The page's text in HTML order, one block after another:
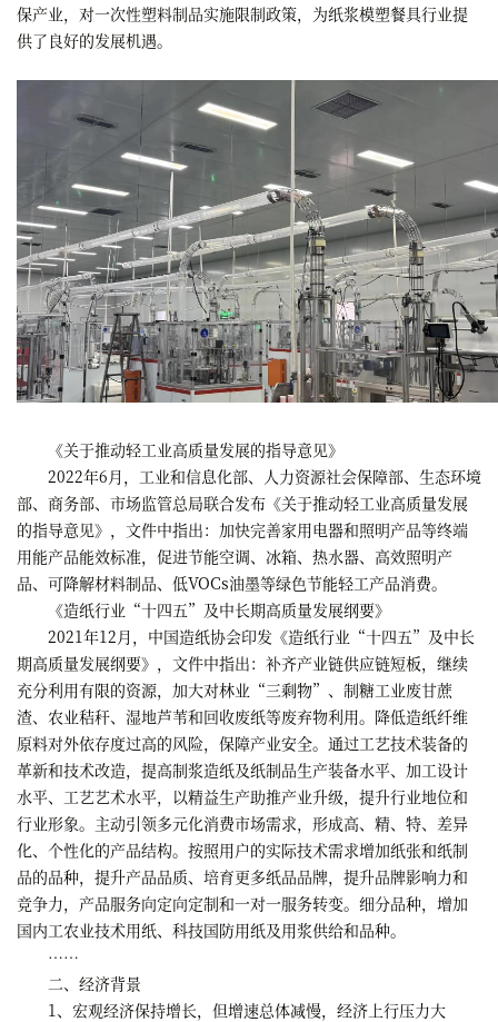
保产业，对一次性塑料制品实施限制政策，为纸浆模塑餐具行业提
供了良好的发展机遇。
《关于推动轻工业高质量发展的指导意见》
2022年6月，工业和信息化部、人力资源社会保障部、生态环境
部、商务部、市场监管总局联合发布《关于推动轻工业高质量发展
的指导意见》，文件中指出：加快完善家用电器和照明产品等终端
用能产品能效标准，促进节能空调、冰箱、热水器、高效照明产
品、可降解材料制品、低VOCs油墨等绿色节能轻工产品消费。
《造纸行业“十四五”及中长期高质量发展纲要》
2021年12月，中国造纸协会印发《造纸行业“十四五”及中长
期高质量发展纲要》，文件中指出：补齐产业链供应链短板，继续
充分利用有限的资源，加大对林业“三剩物”、制糖工业废甘蔗
渣、农业秸秆、湿地芦苇和回收废纸等废弃物利用。降低造纸纤维
原料对外依存度过高的风险，保障产业安全。通过工艺技术装备的
革新和技术改造，提高制浆造纸及纸制品生产装备水平、加工设计
水平、工艺艺术水平，以精益生产助推产业升级，提升行业地位和
行业形象。主动引领多元化消费市场需求，形成高、精、特、差异
化、个性化的产品结构。按照用户的实际技术需求增加纸张和纸制
品的品种，提升产品品质、培育更多纸品品牌，提升品牌影响力和
竞争力，产品服务向定向定制和一对一服务转变。细分品种，增加
国内工农业技术用纸、科技国防用纸及用浆供给和品种。
……
二、经济背景
1、宏观经济保持增长，但增速总体减慢，经济上行压力大